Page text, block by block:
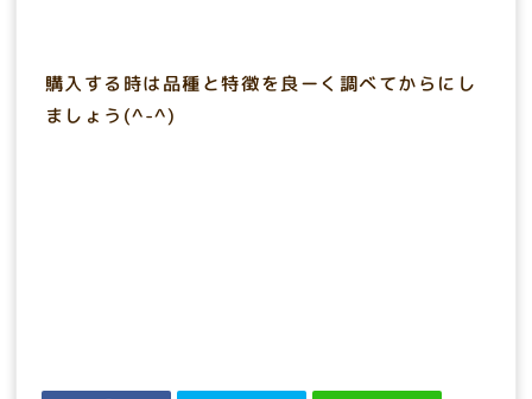
購入する時は品種と特徴を良ーく調べてからにし
ましょう(^-^)